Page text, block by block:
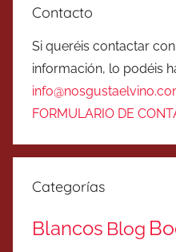
Contacto
Si queréis contactar
información, lo podéis
FORMULARIO DE
Categorías
Blancos Blog